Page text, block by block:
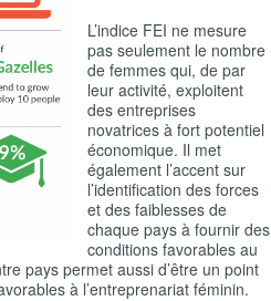
L’indice FEI ne mesure
pas seulement le nombre
de femmes qui, de par
leur activité, exploitent
des entreprises
novatrices à fort potentiel
économique. Il met
également l’accent sur
l’identification des forces
et des faiblesses de
chaque pays à fournir des
conditions favorables au
pays permet aussi d’être un point
à l’entreprenariat féminin.